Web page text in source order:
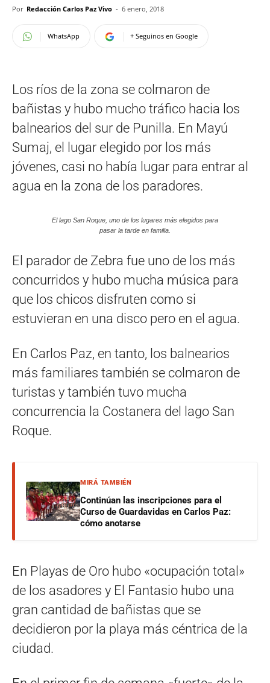
Por Redacción Carlos Paz Vivo - 6 enero, 2018
WhatsApp + Seguinos en Google
Los ríos de la zona se colmaron de
bañistas y hubo mucho tráfico hacia los
balnearios del sur de Punilla. En Mayú
Sumaj, el lugar elegido por los más
jóvenes, casi no había lugar para entrar al
agua en la zona de los paradores.
El lago San Roque, uno de los lugares más elegidos para
pasar la tarde en familia.
El parador de Zebra fue uno de los más
concurridos y hubo mucha música para
que los chicos disfruten como si
estuvieran en una disco pero en el agua.
En Carlos Paz, en tanto, los balnearios
más familiares también se colmaron de
turistas y también tuvo mucha
concurrencia la Costanera del lago San
Roque.
MIRÁ TAMBIÉN
Continúan las inscripciones para el
Curso de Guardavidas en Carlos Paz:
cómo anotarse
En Playas de Oro hubo «ocupación total»
de los asadores y El Fantasio hubo una
gran cantidad de bañistas que se
decidieron por la playa más céntrica de la
ciudad.